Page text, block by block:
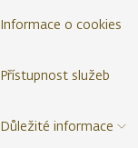
Informace o cookies
Přístupnost služeb
Důležité informace